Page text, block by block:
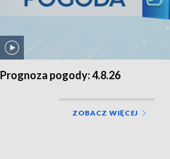
Prognoza pogody: 4.8.26
ZOBACZ WIĘCEJ